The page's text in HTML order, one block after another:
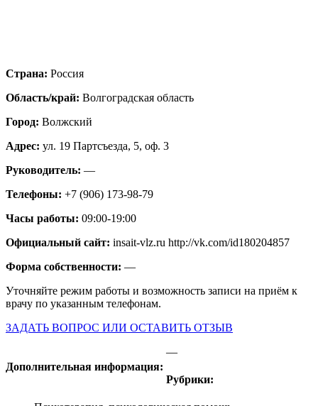
Страна: Россия
Область/край: Волгоградская область
Город: Волжский
Адрес: ул. 19 Партсъезда, 5, оф. 3
Руководитель: —
Телефоны: +7 (906) 173-98-79
Часы работы: 09:00-19:00
Официальный сайт: insait-vlz.ru http://vk.com/id180204857
Форма собственности: —
Уточняйте режим работы и возможность записи на приём к
врачу по указанным телефонам.
ЗАДАТЬ ВОПРОС ИЛИ ОСТАВИТЬ ОТЗЫВ
Дополнительная информация:
—
Рубрики: